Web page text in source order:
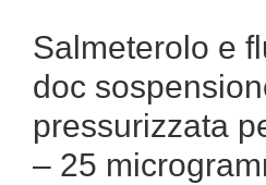
Salmeterolo e
doc
pressurizzata
– 25